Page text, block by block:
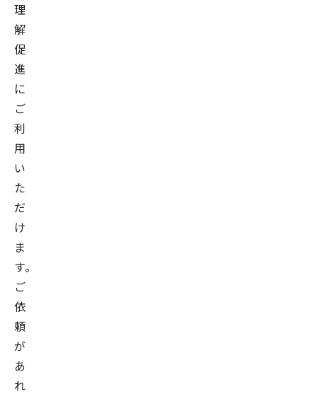
理
解
促
進
に
ご
利
用
い
た
だ
け
ま
す。
ご
依
頼
が
あ
れ